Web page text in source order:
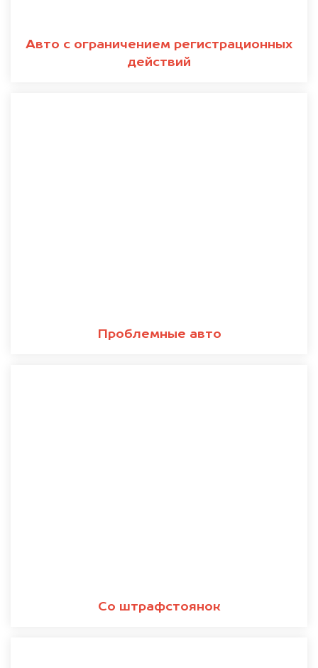
Авто с ограничением регистрационных
действий
Проблемные авто
Со штрафстоянок